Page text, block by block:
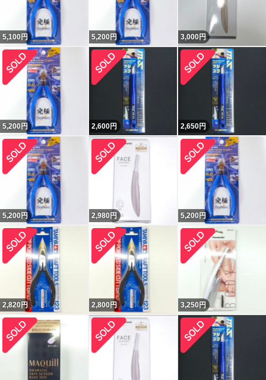
5,100 円 5,200 円 3,000円
5,200 円 2,600円 2,650円
5,200 円 2,980 円 5,200 円
2,820 円 2,800 円 3,250 円